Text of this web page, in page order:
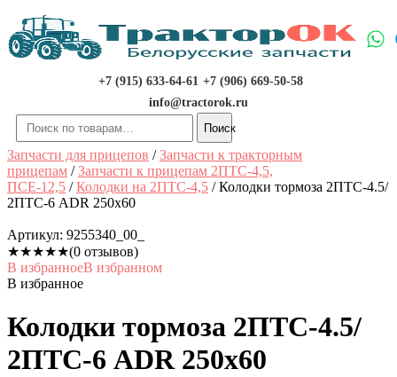
Перейти
содержимому
+7 (915) 633-64-61 +7 (906) 669-50-58
info@tractorok.ru
Искать:
Поиск
Запчасти для прицепов /Запчасти к тракторным
прицепам /Запчасти к прицепам 2ПТС-4,5,
ПСЕ-12,5 /Колодки на 2ПТС-4,5 / Колодки тормоза 2ПТС-4.5/
2ПТС-6 ADR 250х60
Артикул: 9255340_00_
★★★★★(0 отзывов)
В избранноеВ избранном
В избранное
Колодки тормоза 2ПТС-4.5/
2ПТС-6 ADR 250х60